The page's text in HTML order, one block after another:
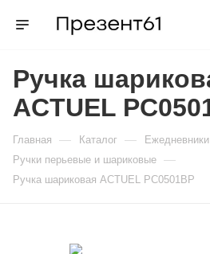
Ручка
ACTUEL
Главная — Каталог —
Ручки перьевые и шариковые —
Ручка шариковая ACTUEL PC0501BP